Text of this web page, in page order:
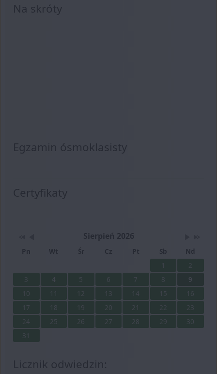
Na skróty
Egzamin ósmoklasisty
Certyfikaty
Lista wydarzeń w miesiącu
Sierpień 2026Brak wydarzeń w
Przestaw datę na Sierpień 2025
Przestaw datę na Lipiec 2026
Pn Wt Śr Cz Pt Sb
Nd
2
3
4 5 6 7 8
9
10
12 13 14 15
16
17
18 19 20 21 22
23
24
25 26 27 28 29
30
31
Licznik odwiedzin: